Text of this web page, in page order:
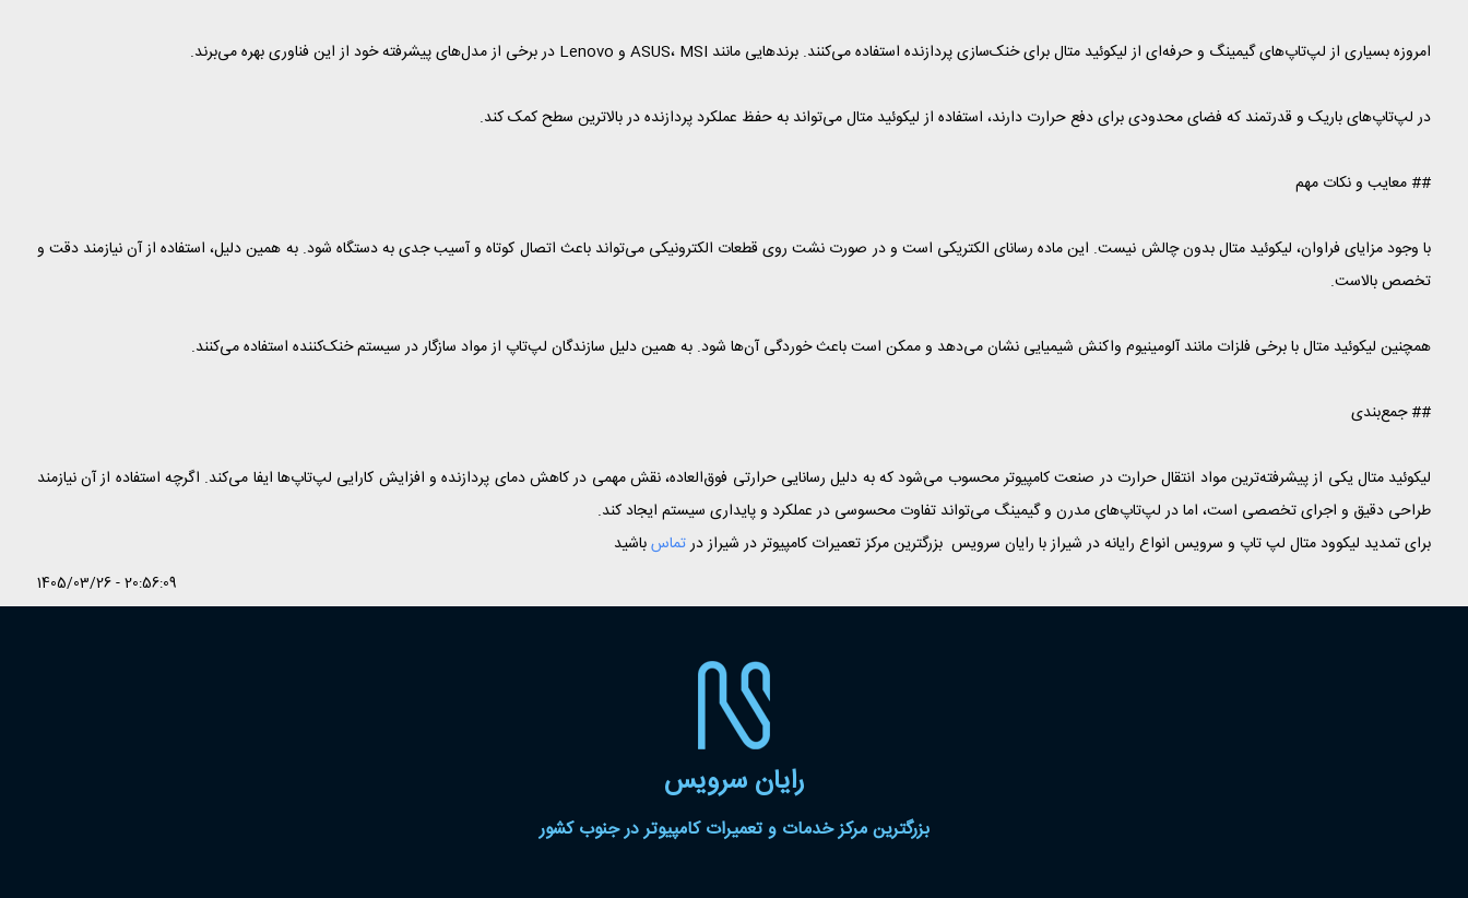
امروزه بسیاری از لپ‌تاپ‌های گیمینگ و حرفه‌ای از لیکوئید متال برای خنک‌سازی پردازنده استفاده می‌کنند. برندهایی مانند ASUS، MSI و Lenovo در برخی از مدل‌های پیشرفته خود از این فناوری بهره می‌برند.
در لپ‌تاپ‌های باریک و قدرتمند که فضای محدودی برای دفع حرارت دارند، استفاده از لیکوئید متال می‌تواند به حفظ عملکرد پردازنده در بالاترین سطح کمک کند.
## معایب و نکات مهم
با وجود مزایای فراوان، لیکوئید متال بدون چالش نیست. این ماده رسانای الکتریکی است و در صورت نشت روی قطعات الکترونیکی می‌تواند باعث اتصال کوتاه و آسیب جدی به دستگاه شود. به همین دلیل، استفاده از آن نیازمند دقت و
تخصص بالاست.
همچنین لیکوئید متال با برخی فلزات مانند آلومینیوم واکنش شیمیایی نشان می‌دهد و ممکن است باعث خوردگی آن‌ها شود. به همین دلیل سازندگان لپ‌تاپ از مواد سازگار در سیستم خنک‌کننده استفاده می‌کنند.
## جمع‌بندی
لیکوئید متال یکی از پیشرفته‌ترین مواد انتقال حرارت در صنعت کامپیوتر محسوب می‌شود که به دلیل رسانایی حرارتی فوق‌العاده، نقش مهمی در کاهش دمای پردازنده و افزایش کارایی لپ‌تاپ‌ها ایفا می‌کند. اگرچه استفاده از آن نیازمند
طراحی دقیق و اجرای تخصصی است، اما در لپ‌تاپ‌های مدرن و گیمینگ می‌تواند تفاوت محسوسی در عملکرد و پایداری سیستم ایجاد کند.
برای تمدید لیکوود متال لپ تاپ و سرویس انواع رایانه در شیراز با رایان سرویس بزرگترین مرکز تعمیرات کامپیوتر در شیراز درتماسباشید
1405/03/26 - 20:56:09
رایان سرویس
بزرگترین مرکز خدمات و تعمیرات کامپیوتر در جنوب کشور